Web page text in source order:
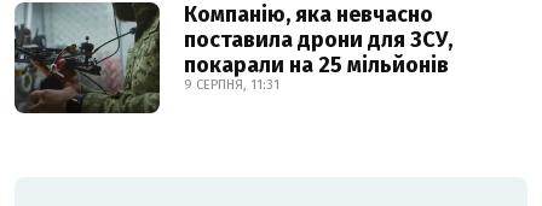
Компанію, яка невчасно
поставила дрони для ЗСУ,
покарали на 25 мільйонів
9 СЕРПНЯ, 11:31